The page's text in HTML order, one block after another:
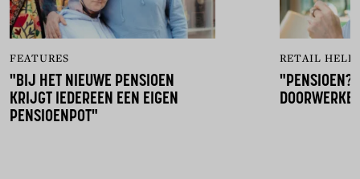
FEATURES
"BIJ HET NIEUWE PENSIOEN
KRIJGT IEDEREEN EEN EIGEN
PENSIOENPOT"
RETAIL
"PENSIOEN?